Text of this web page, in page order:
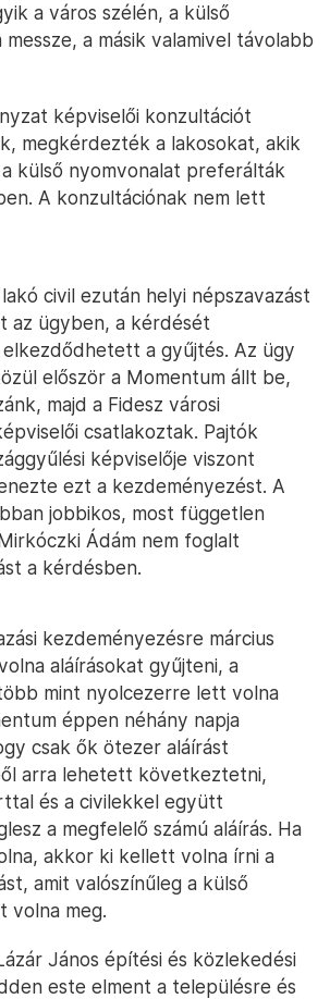
a város szélén, a külső
a másik valamivel távolabb
képviselői konzultációt
megkérdezték a lakosokat, akik
külső nyomvonalat preferálták
A konzultációnak nem lett
civil ezután helyi népszavazást
az ügyben, a kérdését
a gyűjtés. Az ügy
először a Momentum állt be,
majd a Fidesz városi
csatlakoztak. Pajtók
képviselője viszont
ezt a kezdeményezést. A
jobbikos, most független
Ádám nem foglalt
a kérdésben.
kezdeményezésre március
aláírásokat gyűjteni, a
mint nyolcezerre lett volna
éppen néhány napja
csak ők ötezer aláírást
arra lehetett következtetni,
és a civilekkel együtt
a megfelelő számú aláírás. Ha
akkor ki kellett volna írni a
amit valószínűleg a külső
volna meg.
János építési és közlekedési
este elment a településre és